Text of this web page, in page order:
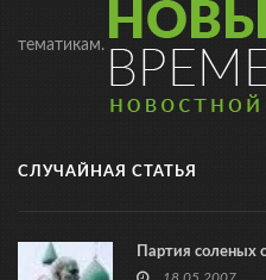
тематикам.
СЛУЧАЙНАЯ СТАТЬЯ
Партия соленых